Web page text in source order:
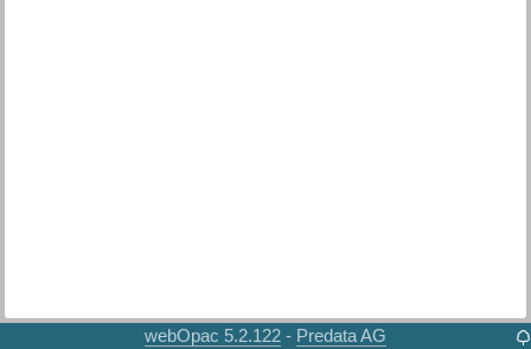
webOpac 5.2.122 - Predata AG